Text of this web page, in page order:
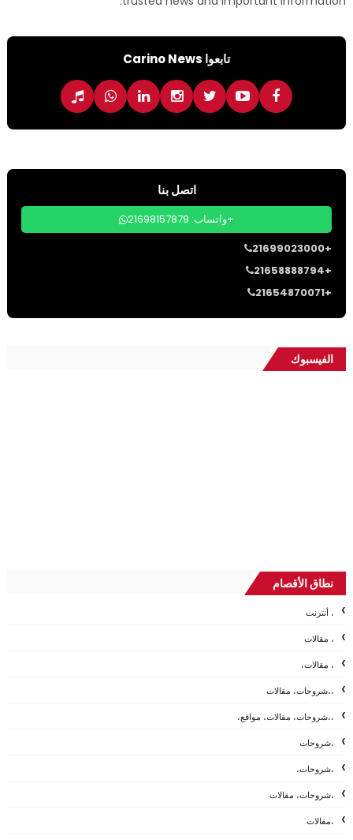
تابعوا Carino News
اتصل بنا
واتساب: 21698157879+
21699023000+
21658888794+
21654870071+
الفيسبوك
نطاق الأقصام
، أنترنت
، مقالات
، مقالات،
،،شروحات، مقالات
،،شروحات، مقالات، مواقع،
،شروحات
،شروحات،
،شروحات، مقالات
،مقالات